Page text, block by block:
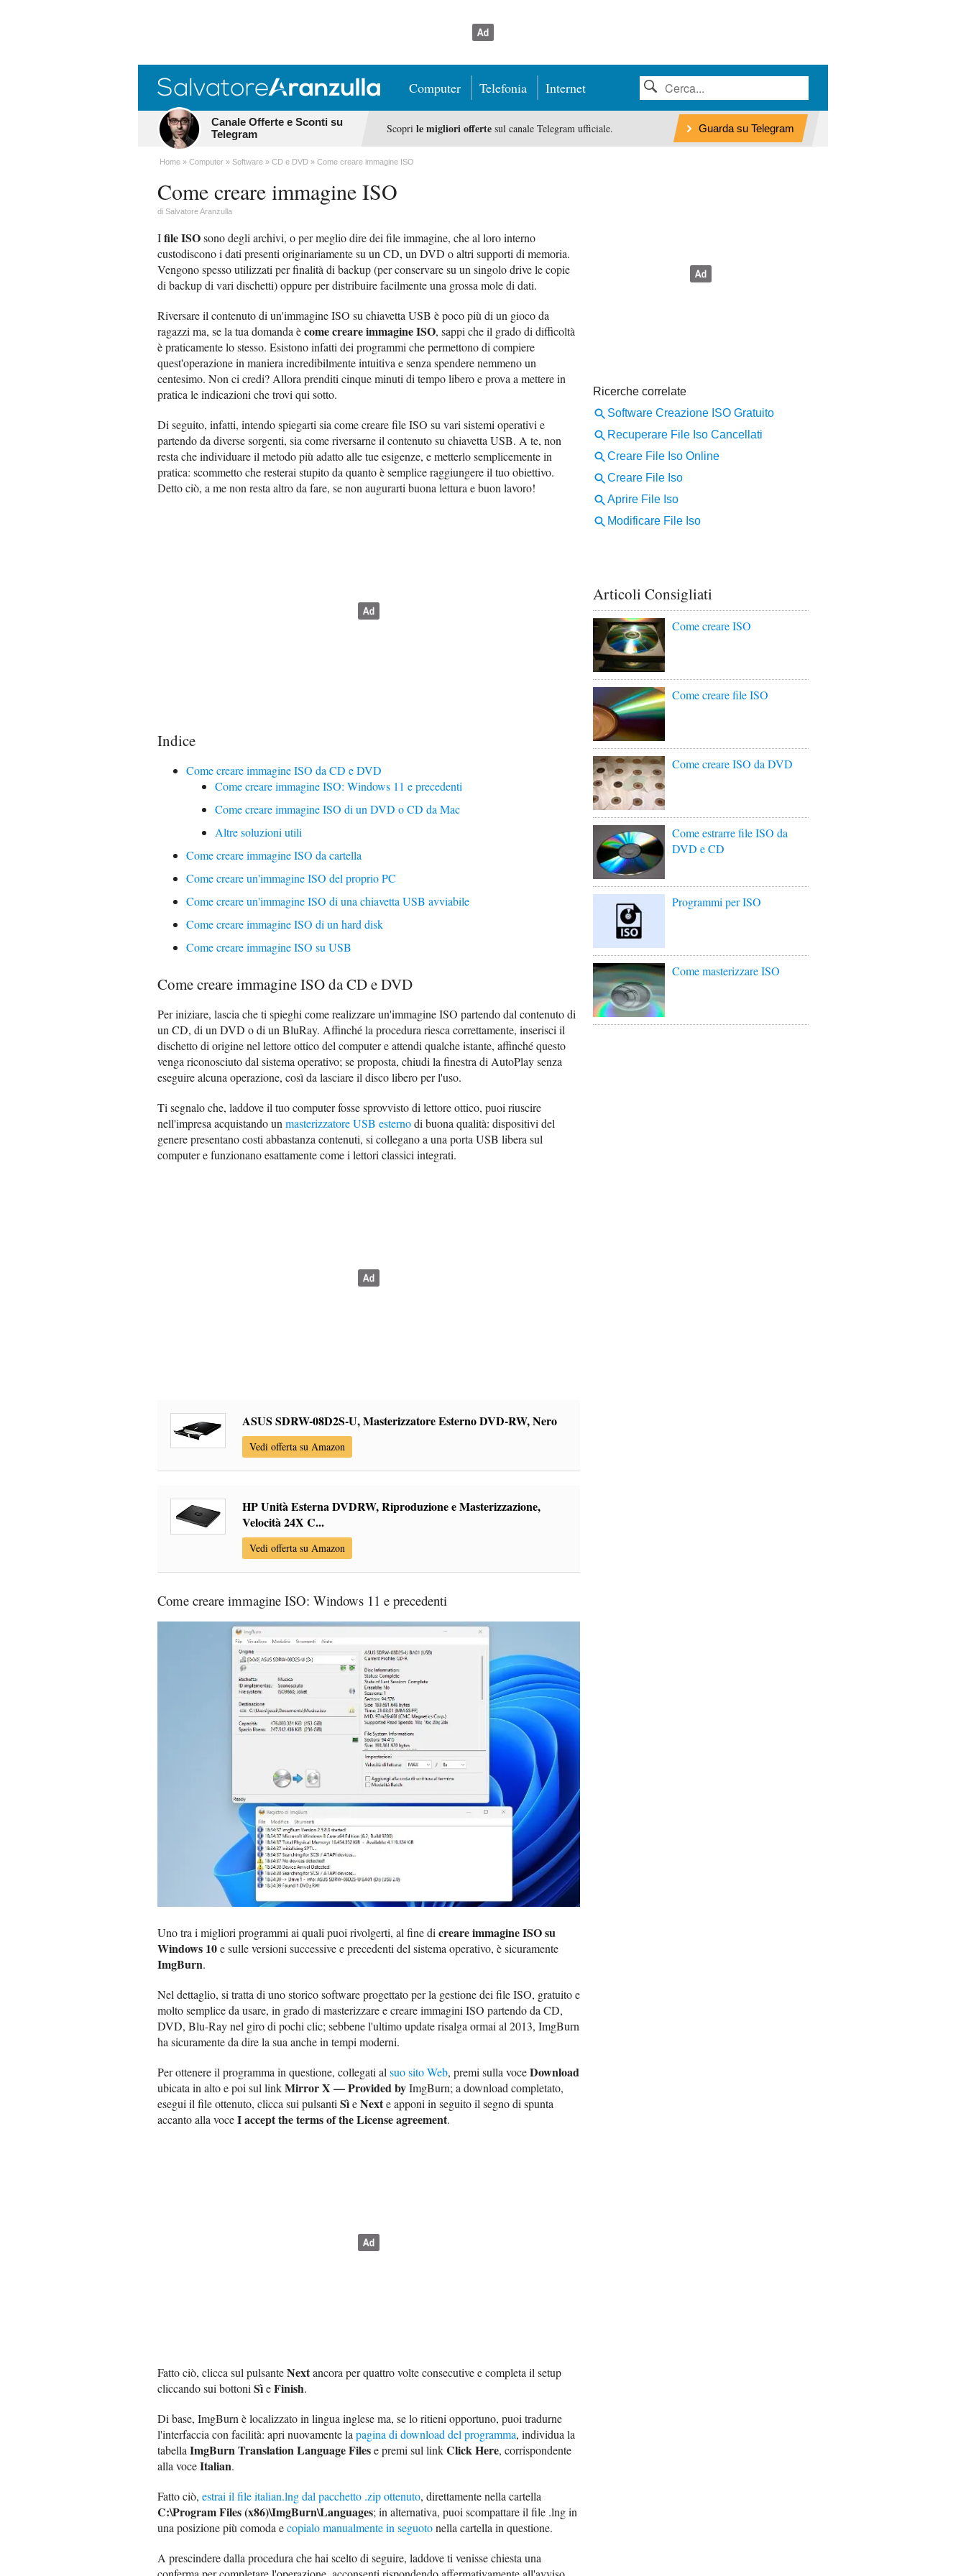
Computer Telefonia Internet
Canale Offerte e Sconti su
Telegram
Scopri le migliori offertesul canale Telegram ufficiale. Guarda su Telegram
Home Computer Software CD e DVD Come creare immagine ISO
Come creare immagine ISO
di Salvatore Aranzulla
Ifile ISOsono degli archivi, o per meglio dire dei file immagine, che al loro interno
custodiscono i dati presenti originariamente su un CD, un DVD o altri supporti di memoria.
Vengono spesso utilizzati per finalità di backup (per conservare su un singolo drive le copie
di backup di vari dischetti) oppure per distribuire facilmente una grossa mole di dati.
Riversare il contenuto di un'immagine ISO su chiavetta USB è poco più di un gioco da
ragazzi ma, se la tua domanda ècome creare immagine ISO, sappi che il grado di difficoltà
è praticamente lo stesso. Esistono infatti dei programmi che permettono di compiere
quest'operazione in maniera incredibilmente intuitiva e senza spendere nemmeno un
centesimo. Non ci credi? Allora prenditi cinque minuti di tempo libero e prova a mettere in
pratica le indicazioni che trovi qui sotto.
Di seguito, infatti, intendo spiegarti sia come creare file ISO su vari sistemi operativi e
partendo da diverse sorgenti, sia come riversarne il contenuto su chiavetta USB. A te, non
resta che individuare il metodo più adatto alle tue esigenze, e metterlo semplicemente in
pratica: scommetto che resterai stupito da quanto è semplice raggiungere il tuo obiettivo.
Detto ciò, a me non resta altro da fare, se non augurarti buona lettura e buon lavoro!
Indice
Come creare immagine ISO da CD e DVD
Come creare immagine ISO: Windows 11 e precedenti
Come creare immagine ISO di un DVD o CD da Mac
Altre soluzioni utili
Come creare immagine ISO da cartella
Come creare un'immagine ISO del proprio PC
Come creare un'immagine ISO di una chiavetta USB avviabile
Come creare immagine ISO di un hard disk
Come creare immagine ISO su USB
Come creare immagine ISO da CD e DVD
Per iniziare, lascia che ti spieghi come realizzare un'immagine ISO partendo dal contenuto di
un CD, di un DVD o di un BluRay. Affinché la procedura riesca correttamente, inserisci il
dischetto di origine nel lettore ottico del computer e attendi qualche istante, affinché questo
venga riconosciuto dal sistema operativo; se proposta, chiudi la finestra di AutoPlay senza
eseguire alcuna operazione, così da lasciare il disco libero per l'uso.
Ti segnalo che, laddove il tuo computer fosse sprovvisto di lettore ottico, puoi riuscire
nell'impresa acquistando un masterizzatore USB esternodi buona qualità: dispositivi del
genere presentano costi abbastanza contenuti, si collegano a una porta USB libera sul
computer e funzionano esattamente come i lettori classici integrati.
ASUS SDRW-08D2S-U, Masterizzatore Esterno DVD-RW, Nero
Vedi offerta su Amazon
HP Unità Esterna DVDRW, Riproduzione e Masterizzazione,
Velocità 24X C...
Vedi offerta su Amazon
Come creare immagine ISO: Windows 11 e precedenti
Uno tra i migliori programmi ai quali puoi rivolgerti, al fine di creare immagine ISO su
Windows 10e sulle versioni successive e precedenti del sistema operativo, è sicuramente
ImgBurn.
Nel dettaglio, si tratta di uno storico software progettato per la gestione dei file ISO, gratuito e
molto semplice da usare, in grado di masterizzare e creare immagini ISO partendo da CD,
DVD, Blu-Ray nel giro di pochi clic; sebbene l'ultimo update risalga ormai al 2013, ImgBurn
ha sicuramente da dire la sua anche in tempi moderni.
Per ottenere il programma in questione, collegati al suo sito Web, premi sulla voceDownload
ubicata in alto e poi sul linkMirror X — Provided byImgBurn; a download completato,
esegui il file ottenuto, clicca sui pulsanti SìeNexte apponi in seguito il segno di spunta
accanto alla voceI accept the terms of the License agreement.
Fatto ciò, clicca sul pulsanteNextancora per quattro volte consecutive e completa il setup
cliccando sui bottoni SìeFinish.
Di base, ImgBurn è localizzato in lingua inglese ma, se lo ritieni opportuno, puoi tradurne
l'interfaccia con facilità: apri nuovamente la pagina di download del programma, individua la
tabella ImgBurn Translation Language Filese premi sul linkClick Here, corrispondente
alla voceItalian.
Fatto ciò, estrai il file italian.lng dal pacchetto .zip ottenuto, direttamente nella cartella
C:\Program Files (x86)\ImgBurn\Languages; in alternativa, puoi scompattare il file .lng in
una posizione più comoda ecopialo manualmente in seguotonella cartella in questione.
A prescindere dalla procedura che hai scelto di seguire, laddove ti venisse chiesta una
Articoli Consigliati
Come creare ISO
Come creare file ISO
Come creare ISO da DVD
Come estrarre file ISO da
DVD e CD
Programmi per ISO
Come masterizzare ISO